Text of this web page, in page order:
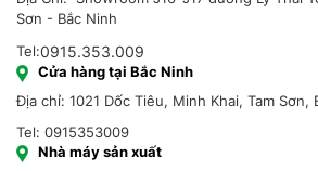
Địa Chỉ: Showroom J16-J17 đường Lý Thái
Sơn - Bắc Ninh
Tel:0915.353.009
Cửa hàng tại Bắc Ninh
Địa chỉ: 1021 Dốc Tiêu, Minh Khai, Tam Sơn,
Tel: 0915353009
Nhà máy sản xuất